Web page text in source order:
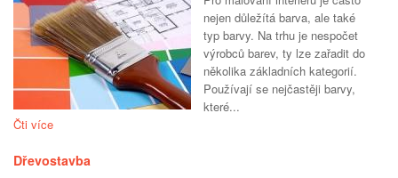
nejen důležítá barva, ale také
typ barvy. Na trhu je nespočet
výrobců barev, ty lze zařadit do
několika základních kategorií.
Používají se nejčastěji barvy,
které...
Čti více
Dřevostavba